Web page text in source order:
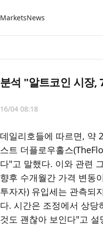
MarketsNews
분석 "알트코인 시장,
16/04 08:18
데일리호들에 따르면, 약
스트 더플로우홀스
다"고 말했다. 이와 관련
향후 수개월간 가격 변동
투자자) 유입세는 관측되
다. 시간은 조정에서 상
것도 괜찮아 보인다"고 설